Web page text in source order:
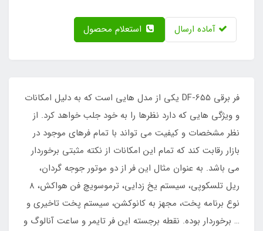
آماده ارسال
فر برقی DF-655 یکی از مدل هایی است که به دلیل امکانات
و ویژگی هایی که دارد نظرها را به خود جلب خواهد کرد. از
نظر مشخصات و کیفیت می تواند با تمام فرهای موجود در
بازار رقابت کند که تمام این امکانات از نکته مثبتی برخوردار
می باشد. به عنوان مثال این فر از دو موتور جوجه گردان،
ریل تلسکوپی، سیستم یخ زدایی، ترموسویچ فن هواکش، 8
نوع برنامه پخت، مجهز به کانوکشن، سیستم پخت تاخیری و
… برخوردار بوده. نقطه برجسته این فر تایمر و ساعت آنالوگ و